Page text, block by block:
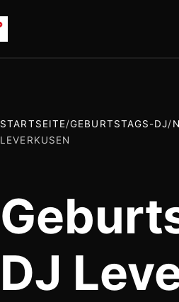
STARTSEITE/GEBURTSTAGS-DJ/
LEVERKUSEN
DJ